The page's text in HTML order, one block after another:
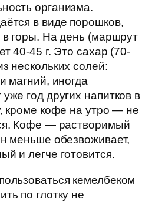
организма.
в виде порошков,
в горы. На день (маршрут
40-45 г. Это сахар (70-
нескольких солей:
магний, иногда
год других напитков в
кроме кофе на утро — не
Кофе — растворимый
меньше обезвоживает,
и легче готовится.
кемелбеком
по глотку не